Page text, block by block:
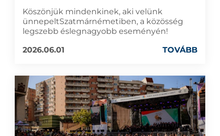
Köszönjük mindenkinek, aki velünk
ünnepeltSzatmárnémetiben, a közösség
legszebb éslegnagyobb eseményén!
2026.06.01
TOVÁBB